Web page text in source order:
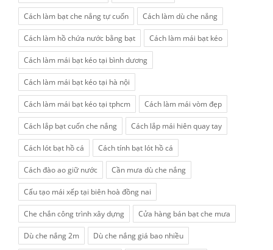
Cách làm bạt che nắng tự cuốn Cách làm dù che nắng
Cách làm hồ chứa nước bằng bạt Cách làm mái bạt kéo
Cách làm mái bạt kéo tại bình dương
Cách làm mái bạt kéo tại hà nội
Cách làm mái bạt kéo tại tphcm Cách làm mái vòm đẹp
Cách lắp bạt cuốn che nắng Cách lắp mái hiên quay tay
Cách lót bạt hồ cá Cách tính bạt lót hồ cá
Cách đào ao giữ nước Cần mưa dù che nắng
Cấu tạo mái xếp tại biên hoà đồng nai
Che chắn công trình xây dựng Cửa hàng bán bạt che mưa
Dù che nắng 2m Dù che nắng giá bao nhiều